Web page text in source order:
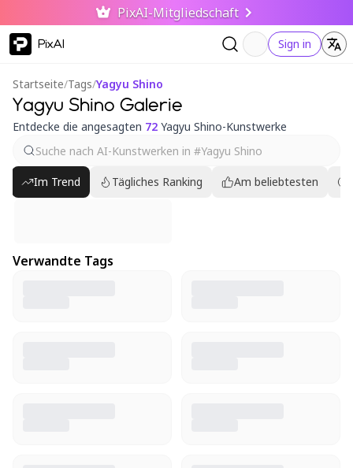
PixAI-Mitgliedschaft
PixAI Sign in
Startseite/Tags/Yagyu Shino
Yagyu Shino Galerie
Entdecke die angesagten 72 Yagyu Shino-Kunstwerke
Im Trend Tägliches Ranking Am beliebtesten
Verwandte Tags